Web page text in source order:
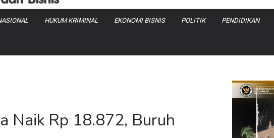
Zenix di
HUKUM KRIMINAL EKONOMI BISNIS POLITIK PENDIDIKAN
Naik Rp 18.872, Buruh